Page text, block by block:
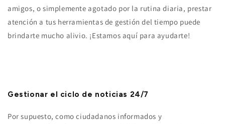
amigos, o simplemente agotado por la rutina diaria, prestar
atención a tus herramientas de gestión del tiempo puede
brindarte mucho alivio. ¡Estamos aquí para ayudarte!
Gestionar el ciclo de noticias 24/7
Por supuesto, como ciudadanos informados y